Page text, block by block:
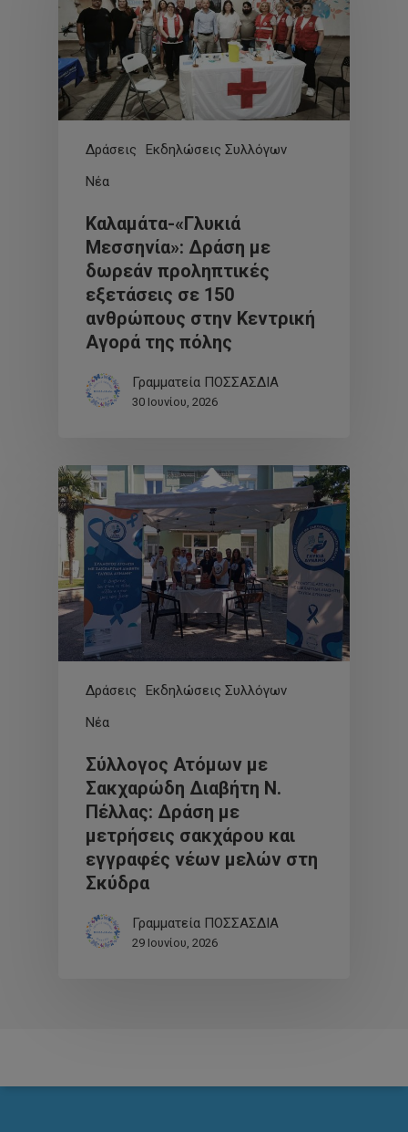
Δράσεις
Εκδηλώσεις Συλλόγων
Νέα
Καλαμάτα-«Γλυκιά
Μεσσηνία»: Δράση με
δωρεάν προληπτικές
εξετάσεις σε 150
ανθρώπους στην Κεντρική
Αγορά της πόλης
Γραμματεία ΠΟΣΣΑΣΔΙΑ
30 Ιουνίου, 2026
Δράσεις
Εκδηλώσεις Συλλόγων
Νέα
Σύλλογος Ατόμων με
Σακχαρώδη Διαβήτη Ν.
Πέλλας: Δράση με
μετρήσεις σακχάρου και
εγγραφές νέων μελών στη
Σκύδρα
Γραμματεία ΠΟΣΣΑΣΔΙΑ
29 Ιουνίου, 2026